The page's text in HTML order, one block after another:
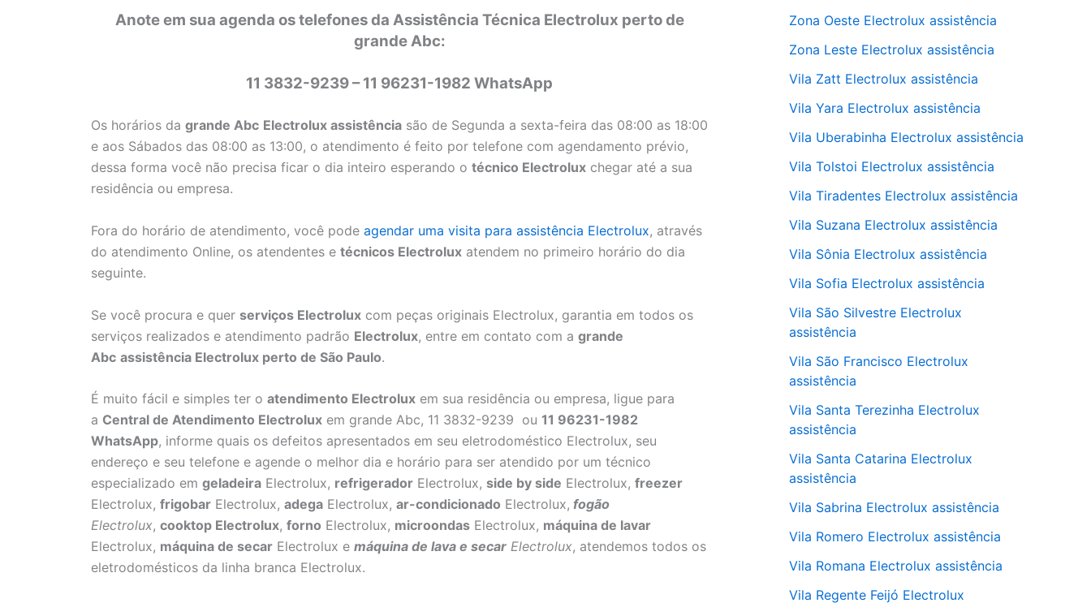
Anote em sua agenda os telefones da Assistência Técnica Electrolux perto de
grande Abc:
11 3832-9239 – 11 96231-1982 WhatsApp
Os horários da grande Abc Electrolux assistência são de Segunda a sexta-feira das 08:00 as 18:00
e aos Sábados das 08:00 as 13:00, o atendimento é feito por telefone com agendamento prévio,
dessa forma você não precisa ficar o dia inteiro esperando o técnico Electrolux chegar até a sua
residência ou empresa.
Fora do horário de atendimento, você pode agendar uma visita para assistência Electrolux, através
do atendimento Online, os atendentes e técnicos Electrolux atendem no primeiro horário do dia
seguinte.
Se você procura e quer serviços Electrolux com peças originais Electrolux, garantia em todos os
serviços realizados e atendimento padrão Electrolux, entre em contato com a grande
Abc assistência Electrolux perto de São Paulo.
É muito fácil e simples ter o atendimento Electrolux em sua residência ou empresa, ligue para
a Central de Atendimento Electrolux em grande Abc, 11 3832-9239 ou 11 96231-1982
WhatsApp, informe quais os defeitos apresentados em seu eletrodoméstico Electrolux, seu
endereço e seu telefone e agende o melhor dia e horário para ser atendido por um técnico
especializado em geladeira Electrolux, refrigerador Electrolux, side by side Electrolux, freezer
Electrolux, frigobar Electrolux, adega Electrolux, ar-condicionado Electrolux, fogão
Electrolux, cooktop Electrolux, forno Electrolux, microondas Electrolux, máquina de lavar
Electrolux, máquina de secar Electrolux e máquina de lava e secar Electrolux, atendemos todos os
eletrodomésticos da linha branca Electrolux.
Zona Oeste Electrolux assistência
Zona Leste Electrolux assistência
Vila Zatt Electrolux assistência
Vila Yara Electrolux assistência
Vila Uberabinha Electrolux assistência
Vila Tolstoi Electrolux assistência
Vila Tiradentes Electrolux assistência
Vila Suzana Electrolux assistência
Vila Sônia Electrolux assistência
Vila Sofia Electrolux assistência
Vila São Silvestre Electrolux
assistência
Vila São Francisco Electrolux
assistência
Vila Santa Terezinha Electrolux
assistência
Vila Santa Catarina Electrolux
assistência
Vila Sabrina Electrolux assistência
Vila Romero Electrolux assistência
Vila Romana Electrolux assistência
Vila Regente Feijó Electrolux